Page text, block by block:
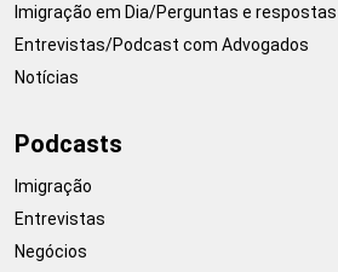
Imigração em Dia/Perguntas e respostas
Entrevistas/Podcast com Advogados
Notícias
Podcasts
Imigração
Entrevistas
Negócios